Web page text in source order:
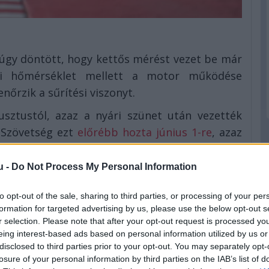
- Do Not Process My Personal Information
opt-out of the sale, sharing to third parties, or processing of your
for targeted advertising by us, please use the below opt-out
selection. Please note that after your opt-out request is processed
interest-based ads based on personal information utilized by us
to third parties prior to your opt-out. You may separately
of your personal information by third parties on the IAB’s list of
döntött, hogy kettős mérést vezet be már
hőmérséklet mellett a motor működése
a sűrítési viszonyt.
azaz a nyári szünet után vezették
ezt előrébb hozta június 1-re, azaz
hétvégi Monacói Nagydíjtól kezdődően így
Red Bull) mostantól nem élhet ezzel a
öt nagydíjat megnyerte, sőt csak a Miami
2026-ban – nagy kérdés, hogy a kiskapu
mértékben a versenyképességükre és az